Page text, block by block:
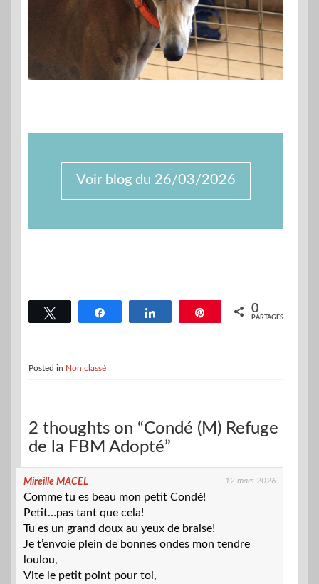
Voir blog du 26/03/2026
Tweetez Partagez Partagez Épingle 0
PARTAGES
Posted in Non classé
2 thoughts on “Condé (M) Refuge
de la FBM Adopté”
Mireille MACEL 12 mars 2026
Comme tu es beau mon petit Condé!
Petit…pas tant que cela!
Tu es un grand doux au yeux de braise!
Je t’envoie plein de bonnes ondes mon tendre
loulou,
Vite le petit point pour toi,